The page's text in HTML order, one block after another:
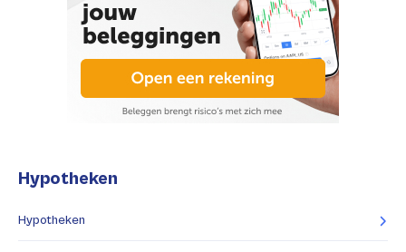
Hypotheken
Hypotheken